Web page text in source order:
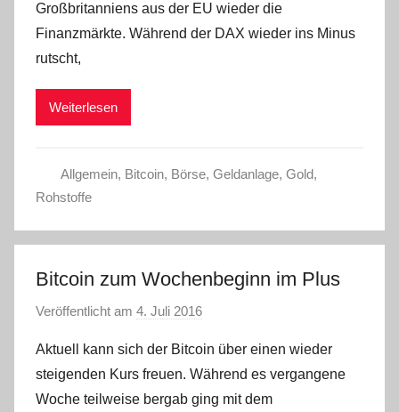
C
W
Großbritanniens aus der EU wieder die
Finanzmärkte. Während der DAX wieder ins Minus
rutscht,
Weiterlesen
Allgemein, Bitcoin, Börse, Geldanlage, Gold,
Rohstoffe
Bitcoin zum Wochenbeginn im Plus
Veröffentlicht am 4. Juli 2016
n
C
W
Aktuell kann sich der Bitcoin über einen wieder
steigenden Kurs freuen. Während es vergangene
Woche teilweise bergab ging mit dem